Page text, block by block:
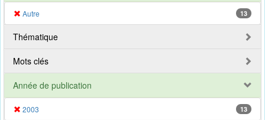
Autre 13
Thématique
Mots clés
Année de publication
2003 13